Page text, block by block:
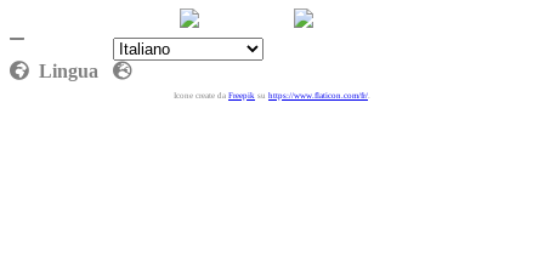
Politica sulla riservatezza
Lingua
Icone create da Freepik su https://www.flaticon.com/fr/.